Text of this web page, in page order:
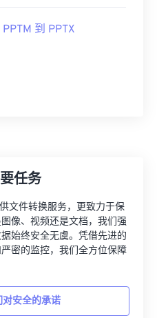
PPTM 到 PPTX
任务
文件转换服务，更致力于保
像、视频还是文档，我们强
始终安全无虞。凭借先进的
密的监控，我们全方位保障
安全的承诺